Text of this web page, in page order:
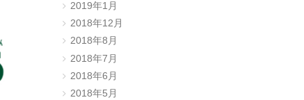
2019年1月
2018年12月
2018年8月
2018年7月
2018年6月
2018年5月